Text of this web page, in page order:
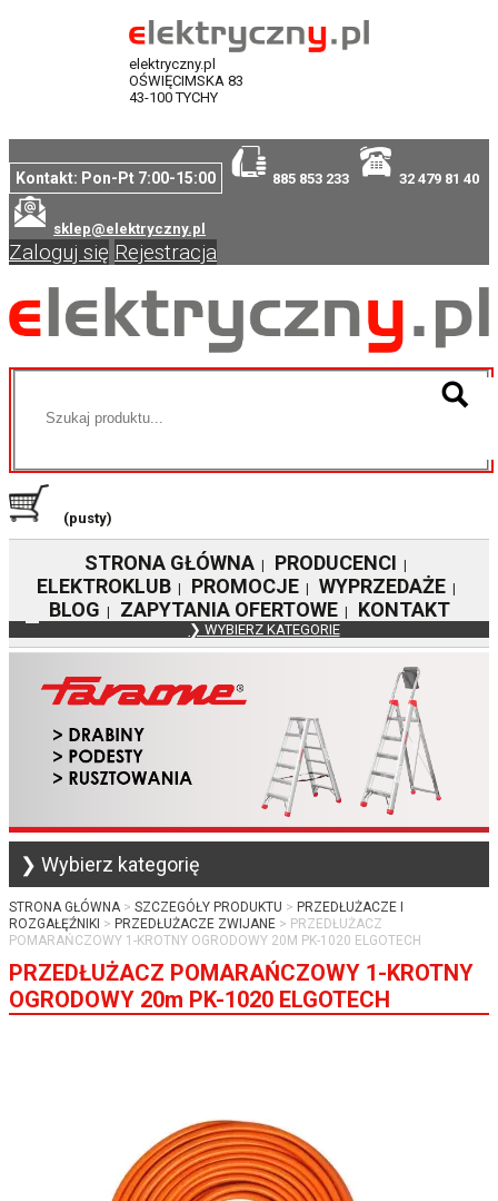
elektryczny.pl
OŚWIĘCIMSKA 83
43-100 TYCHY
Kontakt: Pon-Pt 7:00-15:00 885 853 233 32 479 81 40
sklep@elektryczny.pl
Zaloguj się Rejestracja
(pusty)
STRONA GŁÓWNA PRODUCENCI
ELEKTROKLUB| PROMOCJE| WYPRZEDAŻE|
BLOG ZAPYTANIA OFERTOWE| KONTAKT
❯ WYBIERZ KATEGORIE
❯ Wybierz kategorię
STRONA GŁÓWNA SZCZEGÓŁY PRODUKTU
PRZEDŁUŻACZE I
ROZGAŁĘŹNIKI
PRZEDŁUŻACZE ZWIJANE
PRZEDŁUŻACZ
POMARAŃCZOWY 1-KROTNY OGRODOWY 20M PK-1020 ELGOTECH
PRZEDŁUŻACZ POMARAŃCZOWY 1-KROTNY
OGRODOWY 20m PK-1020 ELGOTECH